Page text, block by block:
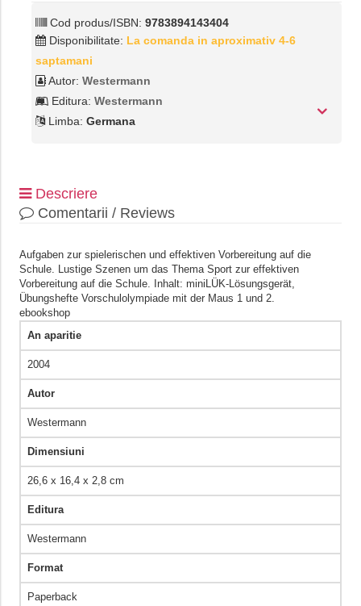
Cod produs/ISBN: 9783894143404
Disponibilitate: La comanda in aproximativ 4-6
saptamani
Autor: Westermann
Editura: Westermann
Limba: Germana
Descriere
Comentarii / Reviews
Aufgaben zur spielerischen und effektiven Vorbereitung auf die
Schule. Lustige Szenen um das Thema Sport zur effektiven
Vorbereitung auf die Schule. Inhalt: miniLÜK-Lösungsgerät,
Übungshefte Vorschulolympiade mit der Maus 1 und 2.
ebookshop
An aparitie
2004
Autor
Westermann
Dimensiuni
26,6 x 16,4 x 2,8 cm
Editura
Westermann
Format
Paperback